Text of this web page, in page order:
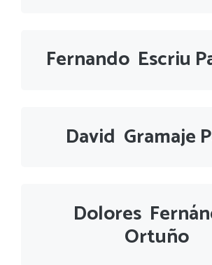
Fernando Escriu
David Gramaje
Dolores
Ortuño